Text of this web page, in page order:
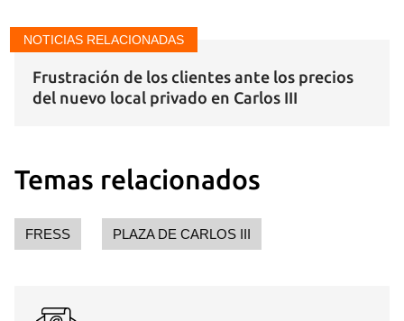
Guardar como favorito
Para poder guardar como favorito, primero has de
iniciar sesión con tu cuenta de 14ymedio.
NOTICIAS RELACIONADAS
Frustración de los clientes ante los precios
del nuevo local privado en Carlos III
Temas relacionados
FRESS PLAZA DE CARLOS III